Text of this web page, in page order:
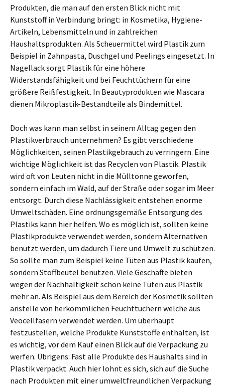
Produkten, die man auf den ersten Blick nicht mit
Kunststoff in Verbindung bringt: in Kosmetika, Hygiene-
Artikeln, Lebensmitteln und in zahlreichen
Haushaltsprodukten. Als Scheuermittel wird Plastik zum
Beispiel in Zahnpasta, Duschgel und Peelings eingesetzt. In
Nagellack sorgt Plastik für eine höhere
Widerstandsfähigkeit und bei Feuchttüchern für eine
größere Reißfestigkeit. In Beautyprodukten wie Mascara
dienen Mikroplastik-Bestandteile als Bindemittel.
Doch was kann man selbst in seinem Alltag gegen den
Plastikverbrauch unternehmen? Es gibt verschiedene
Möglichkeiten, seinen Plastikgebrauch zu verringern. Eine
wichtige Möglichkeit ist das Recyclen von Plastik. Plastik
wird oft von Leuten nicht in die Mülltonne geworfen,
sondern einfach im Wald, auf der Straße oder sogar im Meer
entsorgt. Durch diese Nachlässigkeit entstehen enorme
Umweltschäden. Eine ordnungsgemäße Entsorgung des
Plastiks kann hier helfen. Wo es möglich ist, sollten keine
Plastikprodukte verwendet werden, sondern Alternativen
benutzt werden, um dadurch Tiere und Umwelt zu schützen.
So sollte man zum Beispiel keine Tüten aus Plastik kaufen,
sondern Stoffbeutel benutzen. Viele Geschäfte bieten
wegen der Nachhaltigkeit schon keine Tüten aus Plastik
mehr an. Als Beispiel aus dem Bereich der Kosmetik sollten
anstelle von herkömmlichen Feuchttüchern welche aus
Veocellfasern verwendet werden. Um überhaupt
festzustellen, welche Produkte Kunststoffe enthalten, ist
es wichtig, vor dem Kauf einen Blick auf die Verpackung zu
werfen. Übrigens: Fast alle Produkte des Haushalts sind in
Plastik verpackt. Auch hier lohnt es sich, sich auf die Suche
nach Produkten mit einer umweltfreundlichen Verpackung